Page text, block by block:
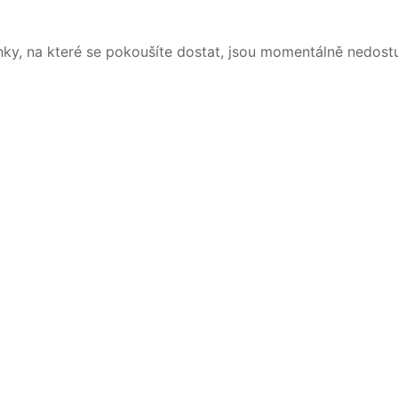
na které se pokoušíte dostat, jsou momentálně